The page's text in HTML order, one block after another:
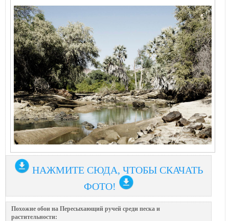
НАЖМИТЕ СЮДА, ЧТОБЫ СКАЧАТЬ
ФОТО!
Похожие обои на Пересыхающий ручей среди песка и
растительности: